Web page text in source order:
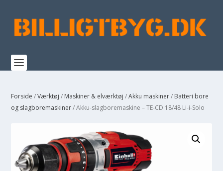
Forside /Værktøj / Maskiner & elværktøj /Akku maskiner/ Batteri bore
og slagboremaskiner/ Akku-slagboremaskine – TE-CD 18/48 Li-i-Solo